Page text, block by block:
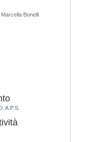
Bonelli
A.P.S.